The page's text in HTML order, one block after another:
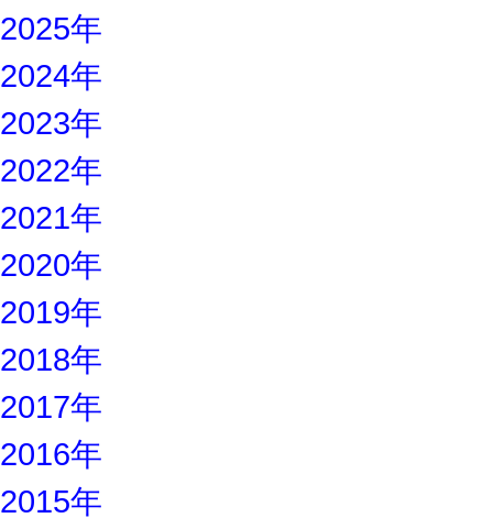
2025年
2024年
2023年
2022年
2021年
2020年
2019年
2018年
2017年
2016年
2015年